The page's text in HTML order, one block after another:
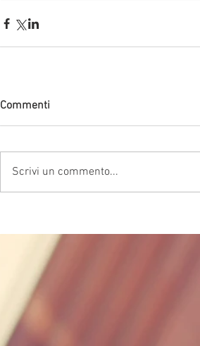
Commenti
Scrivi un commento...